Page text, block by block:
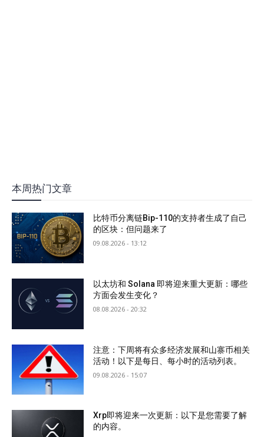
本周热门文章
比特币分离链Bip-110的支持者生成了自己
的区块：但问题来了
09.08.2026 - 13:12
以太坊和 Solana 即将迎来重大更新：哪些
方面会发生变化？
08.08.2026 - 20:32
注意：下周将有众多经济发展和山寨币相关
活动！以下是每日、每小时的活动列表。
09.08.2026 - 15:07
Xrp即将迎来一次更新：以下是您需要了解
的内容。